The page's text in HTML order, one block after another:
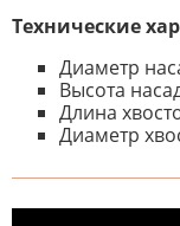
Технические
Диаметр
Высота
Длина
Диаметр
К настоящему
Будьте первым,